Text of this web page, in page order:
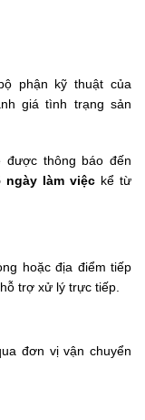
phận kỹ thuật của
giá tình trạng sản
thông báo đến
ngày làm việckể từ
hoặc địa điểm tiếp
trợ xử lý trực tiếp.
đơn vị vận chuyển